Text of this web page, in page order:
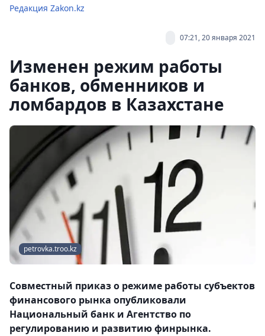
Редакция Zakon.kz
07:21, 20 января 2021
Изменен режим работы
банков, обменников и
ломбардов в Казахстане
petrovka.troo.kz
Совместный приказ о режиме работы субъектов
финансового рынка опубликовали
Национальный банк и Агентство по
регулированию и развитию финрынка.